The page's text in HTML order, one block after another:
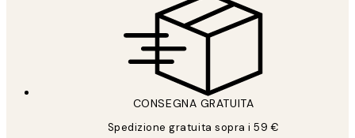
CONSEGNA GRATUITA
Spedizione gratuita sopra i 59 €